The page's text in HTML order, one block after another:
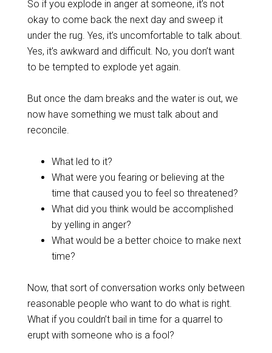
‌So if you explode in anger at someone, it’s not
okay to come back the next day and sweep it
under the rug. Yes, it’s uncomfortable to talk about.
Yes, it’s awkward and difficult. No, you don’t want
to be tempted to explode yet again.
‌But once the dam breaks and the water is out, we
now have something we must talk about and
reconcile.
‌What led to it?
What were you fearing or believing at the
time that caused you to feel so threatened?
What did you think would be accomplished
by yelling in anger?
What would be a better choice to make next
time?
‌Now, that sort of conversation works only between
reasonable people who want to do what is right.
What if you couldn’t bail in time for a quarrel to
erupt with someone who is a fool?